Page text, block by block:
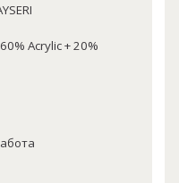
Acrylic + 20%